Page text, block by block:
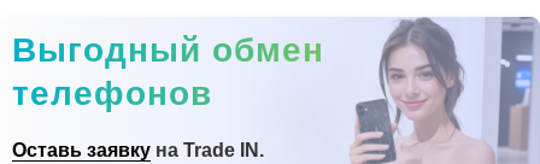
Выгодный обмен
телефонов
Оставь заявку на Trade IN.